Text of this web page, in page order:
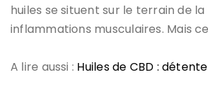
huiles se situent sur le terrain de
inflammations musculaires. Mais
A lire aussi : Huiles de CBD :